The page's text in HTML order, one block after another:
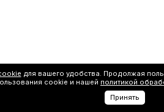
для вашего удобства. Продолжая
cookie и нашей политикой
Принять